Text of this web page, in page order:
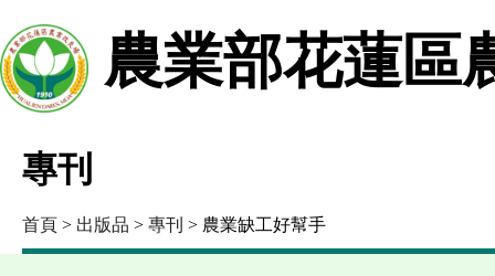
農業部花蓮區
專刊
首頁 > 出版品 > 專刊 > 農業缺工好幫手